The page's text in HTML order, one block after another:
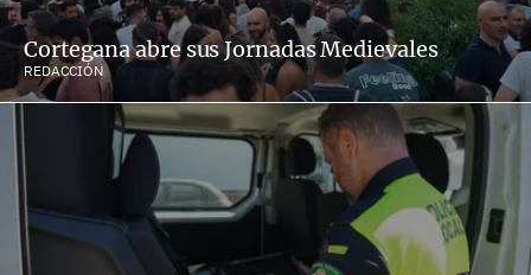
Cortegana abre sus Jornadas Medievales
REDACCIÓN